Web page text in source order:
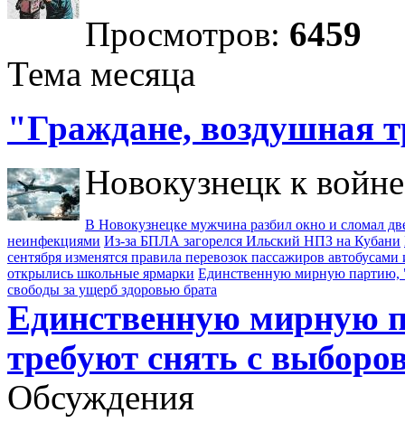
Просмотров: 6459
Тема месяца
"Граждане, воздушная
Новокузнецк к
В Новокузнецке мужчина разбил окно и сломал
неинфекциями Из-за БПЛА загорелся Ильский НПЗ на Кубани
сентября изменятся правила перевозок пассажиров автобусами
открылись школьные ярмарки Единственную мирную партию,
свободы за ущерб здоровью брата
Единственную мирную
требуют снять с
Обсуждения